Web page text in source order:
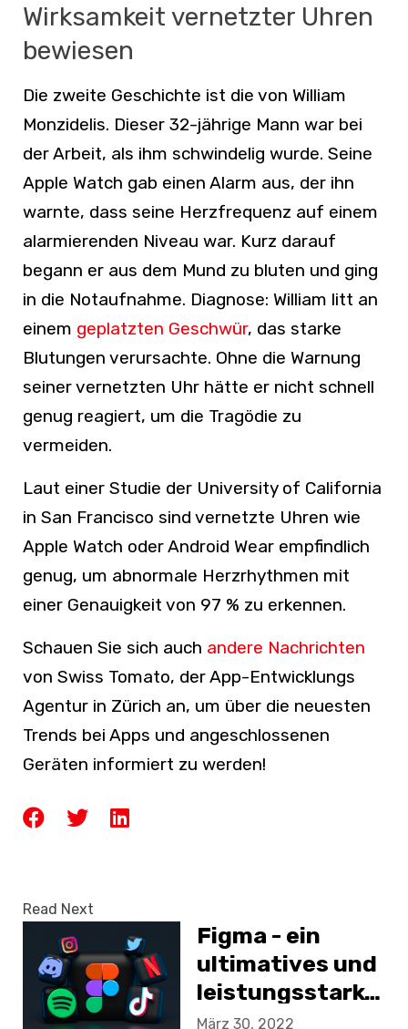
Wirksamkeit vernetzter Uhren
bewiesen
Die zweite Geschichte ist die von William
Monzidelis. Dieser 32-jährige Mann war bei
der Arbeit, als ihm schwindelig wurde. Seine
Apple Watch gab einen Alarm aus, der ihn
warnte, dass seine Herzfrequenz auf einem
alarmierenden Niveau war. Kurz darauf
begann er aus dem Mund zu bluten und ging
in die Notaufnahme. Diagnose: William litt an
einem geplatzten Geschwür, das starke
Blutungen verursachte. Ohne die Warnung
seiner vernetzten Uhr hätte er nicht schnell
genug reagiert, um die Tragödie zu
vermeiden.
Laut einer Studie der University of California
in San Francisco sind vernetzte Uhren wie
Apple Watch oder Android Wear empfindlich
genug, um abnormale Herzrhythmen mit
einer Genauigkeit von 97 % zu erkennen.
Schauen Sie sich auch andere Nachrichten
von Swiss Tomato, der App-Entwicklungs
Agentur in Zürich an, um über die neuesten
Trends bei Apps und angeschlossenen
Geräten informiert zu werden!
Read Next
Figma - ein
ultimatives und
leistungsstarkes
Tool für UX/UI
März 30, 2022